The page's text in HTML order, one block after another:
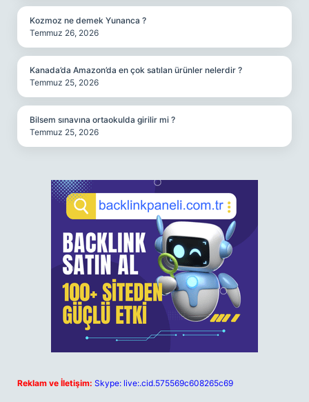
Kozmoz ne demek Yunanca ?
Temmuz 26, 2026
Kanada’da Amazon’da en çok satılan ürünler nelerdir ?
Temmuz 25, 2026
Bilsem sınavına ortaokulda girilir mi ?
Temmuz 25, 2026
Reklam ve İletişim: Skype: live:.cid.575569c608265c69